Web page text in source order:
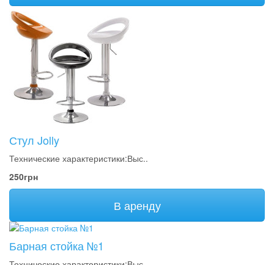
Стул Jolly
Технические характеристики:Выс..
250грн
В аренду
Барная стойка №1